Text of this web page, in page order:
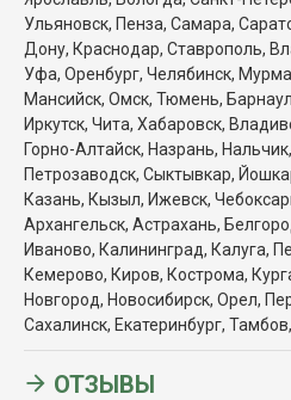
Ульяновск, Пенза, Самара,
Дону, Краснодар, Ставрополь,
Уфа, Оренбург, Челябинск,
Мансийск, Омск, Тюмень,
Иркутск, Чита, Хабаровск,
Горно-Алтайск, Назрань,
Петрозаводск, Сыктывкар,
Казань, Кызыл, Ижевск,
Архангельск, Астрахань,
Иваново, Калининград, Калуга,
Кемерово, Киров, Кострома,
Новгород, Новосибирск, Орел,
Сахалинск, Екатеринбург,
ОТЗЫВЫ